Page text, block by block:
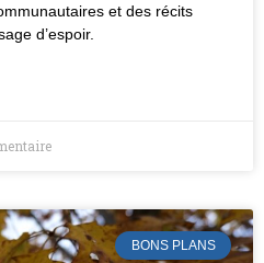
et des récits
d’espoir.
BONS PLANS